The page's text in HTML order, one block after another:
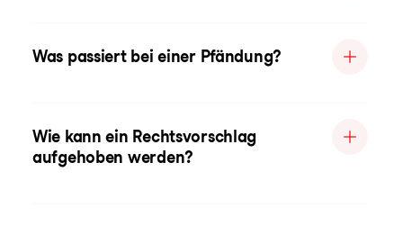
Was passiert bei einer Pfändung?
Wie kann ein Rechtsvorschlag
aufgehoben werden?